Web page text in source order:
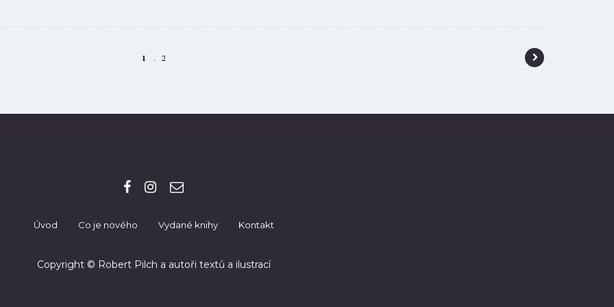
1 2
Úvod Co je nového Vydané knihy Kontakt
Copyright © Robert Pilch a autoři textů a ilustrací